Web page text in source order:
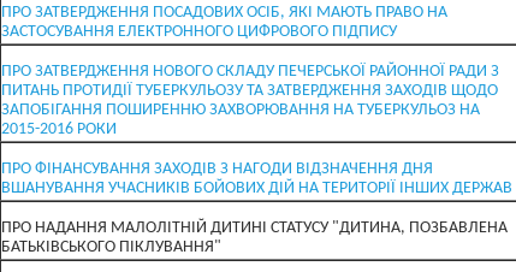
ПРО ЗАТВЕРДЖЕННЯ ПОСАДОВИХ ОСІБ, ЯКІ МАЮТЬ ПРАВО НА
ЗАСТОСУВАННЯ ЕЛЕКТРОННОГО ЦИФРОВОГО ПІДПИСУ
ПРО ЗАТВЕРДЖЕННЯ НОВОГО СКЛАДУ ПЕЧЕРСЬКОЇ РАЙОННОЇ РАДИ З
ПИТАНЬ ПРОТИДІЇ ТУБЕРКУЛЬОЗУ ТА ЗАТВЕРДЖЕННЯ ЗАХОДІВ ЩОДО
ЗАПОБІГАННЯ ПОШИРЕННЮ ЗАХВОРЮВАННЯ НА ТУБЕРКУЛЬОЗ НА
2015-2016 РОКИ
ПРО ФІНАНСУВАННЯ ЗАХОДІВ З НАГОДИ ВІДЗНАЧЕННЯ ДНЯ
ВШАНУВАННЯ УЧАСНИКІВ БОЙОВИХ ДІЙ НА ТЕРИТОРІЇ ІНШИХ ДЕРЖАВ
ПРО НАДАННЯ МАЛОЛІТНІЙ ДИТИНІ СТАТУСУ "ДИТИНА, ПОЗБАВЛЕНА
БАТЬКІВСЬКОГО ПІКЛУВАННЯ"